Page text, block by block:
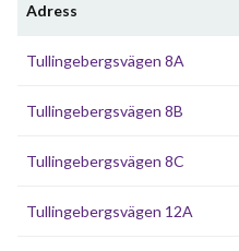
Adress
Tullingebergsvägen 8A
Tullingebergsvägen 8B
Tullingebergsvägen 8C
Tullingebergsvägen 12A